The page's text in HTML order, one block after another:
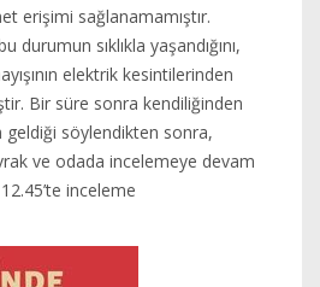
erişimi sağlanamamıştır.
durumun sıklıkla yaşandığını,
elektrik kesintilerinden
Bir süre sonra kendiliğinden
geldiği söylendikten sonra,
ve odada incelemeye devam
inceleme